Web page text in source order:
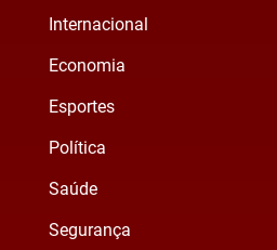
Internacional
Economia
Esportes
Política
Saúde
Segurança